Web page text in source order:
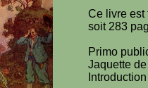
Ce livre est
soit 283
Primo
Jaquette